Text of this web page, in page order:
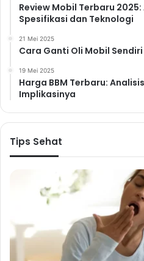
Review Mobil Terbaru
Spesifikasi dan Teknologi
21 Mei 2025
Cara Ganti Oli Mobil
19 Mei 2025
Harga BBM Terbaru:
Implikasinya
Tips Sehat